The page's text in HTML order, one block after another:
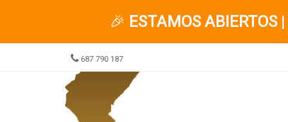
687 790 187
🎉 ESTAMOS ABIERTOS|